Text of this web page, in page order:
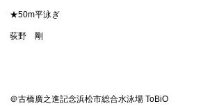
★50m平泳ぎ
荻野 剛
＠古橋廣之進記念浜松市総合水泳場 ToBiO